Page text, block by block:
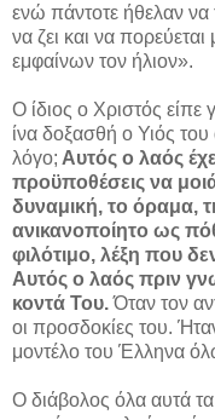
ενώ πάντοτε ήθελαν
να ζει και να
εμφαίνων τον ήλιον».
Ο ίδιος ο Χριστός
ίνα δοξασθή ο Υιός
λόγο; Αυτός ο λαός
προϋποθέσεις να
δυναμική, το όραμα,
ανικανοποίητο ως
φιλότιμο, λέξη που
Αυτός ο λαός πριν
κοντά Του.Όταν τον
οι προσδοκίες του.
μοντέλο του Έλληνα
Ο διάβολος όλα αυτά